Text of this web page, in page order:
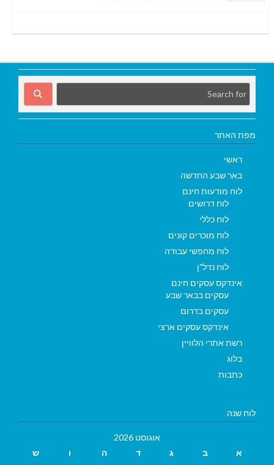
מפת האתר
ראשי
באר שבע החדשה
לוח מודעות חינם
לוח דרושים
לוח כללי
לוח מוכרים קונים
לוח מחפשי עבודה
לוח נדל"ן
אינדקס עסקים חינם
עסקים בבאר שבע
עסקים בדרום
אינדקס עסקים ארצי
רשת אתרי הלוויין
בלוג
כתבות
לוח שנה
אוגוסט 2026
א
ב ג ד ה ו ש